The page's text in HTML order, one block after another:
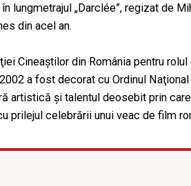
lungmetrajul „Darclée”, regizat de
din acel an.
Cineaştilor din România pentru rolul
a fost decorat cu Ordinul
artistică şi talentul deosebit prin
prilejul celebrării unui veac de film